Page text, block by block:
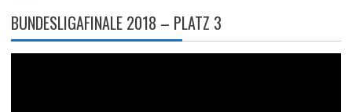
BUNDESLIGAFINALE 2018 – PLATZ 3